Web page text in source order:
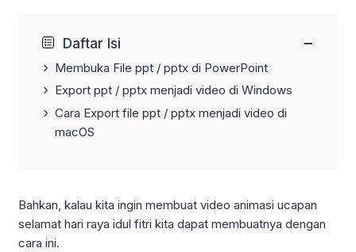
Daftar Isi −
Membuka File ppt / pptx di PowerPoint
Export ppt / pptx menjadi video di Windows
Cara Export file ppt / pptx menjadi video di
macOS
Bahkan, kalau kita ingin membuat video animasi ucapan
selamat hari raya idul fitri kita dapat membuatnya dengan
cara ini.